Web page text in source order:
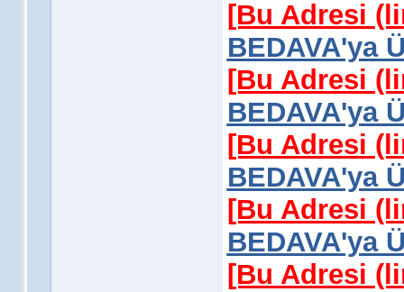
[Bu Adresi
BEDAVA'ya
[Bu Adresi
BEDAVA'ya
[Bu Adresi
BEDAVA'ya
[Bu Adresi
BEDAVA'ya
[Bu Adresi